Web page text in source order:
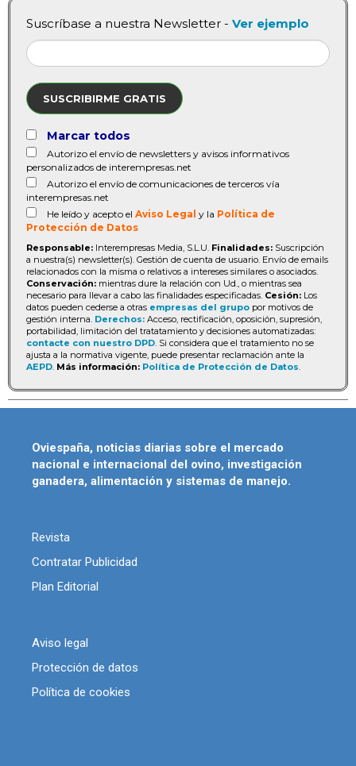
Suscríbase a nuestra Newsletter - Ver ejemplo
SUSCRIBIRME GRATIS
Marcar todos
Autorizo el envío de newsletters y avisos informativos
personalizados de interempresas.net
Autorizo el envío de comunicaciones de terceros vía
interempresas.net
He leído y acepto el Aviso Legal y la Política de
Protección de Datos
Responsable: Interempresas Media, S.L.U. Finalidades: Suscripción
a nuestra(s) newsletter(s). Gestión de cuenta de usuario. Envío de emails
relacionados con la misma o relativos a intereses similares o asociados.
Conservación: mientras dure la relación con Ud., o mientras sea
necesario para llevar a cabo las finalidades especificadas. Cesión: Los
datos pueden cederse a otras empresas del grupo por motivos de
gestión interna. Derechos: Acceso, rectificación, oposición, supresión,
portabilidad, limitación del tratatamiento y decisiones automatizadas:
contacte con nuestro DPD . Si considera que el tratamiento no se
ajusta a la normativa vigente, puede presentar reclamación ante la
AEPD Más información: Política de Protección de Datos
Oviespaña, noticias diarias sobre el mercado
nacional e internacional del ovino, investigación
ganadera, alimentación y sistemas de manejo.
Revista
Contratar Publicidad
Plan Editorial
Aviso legal
Protección de datos
Política de cookies